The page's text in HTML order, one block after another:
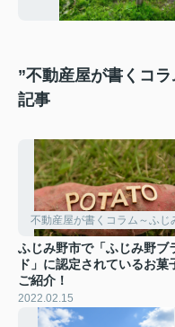
”不動産屋が書くコ
記事
不動産屋が書くコラム～ふじ
ふじみ野市で「ふじみ野ブ
ド」に認定されているお菓
ご紹介！
2022.02.15